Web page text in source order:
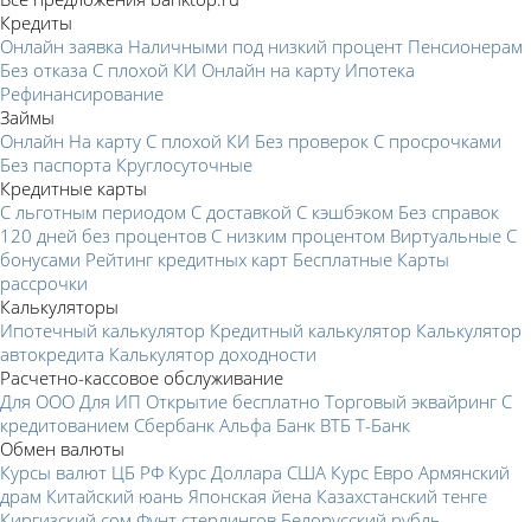
Кредиты
Онлайн заявка Наличными под низкий процент Пенсионерам
Без отказа С плохой КИ Онлайн на карту Ипотека
Рефинансирование
Займы
Онлайн На карту С плохой КИ Без проверок С просрочками
Без паспорта Круглосуточные
Кредитные карты
С льготным периодом С доставкой С кэшбэком Без справок
120 дней без процентов С низким процентом Виртуальные С
бонусами Рейтинг кредитных карт Бесплатные Карты
рассрочки
Калькуляторы
Ипотечный калькулятор Кредитный калькулятор Калькулятор
автокредита Калькулятор доходности
Расчетно-кассовое обслуживание
Для ООО Для ИП Открытие бесплатно Торговый эквайринг С
кредитованием Сбербанк Альфа Банк ВТБ Т-Банк
Обмен валюты
Курсы валют ЦБ РФ Курс Доллара США Курс Евро Армянский
драм Китайский юань Японская йена Казахстанский тенге